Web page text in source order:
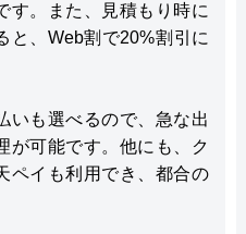
す。また、見積もり時に
と、Web割で20%割引に
いも選べるので、急な出
が可能です。他にも、ク
ペイも利用でき、都合の